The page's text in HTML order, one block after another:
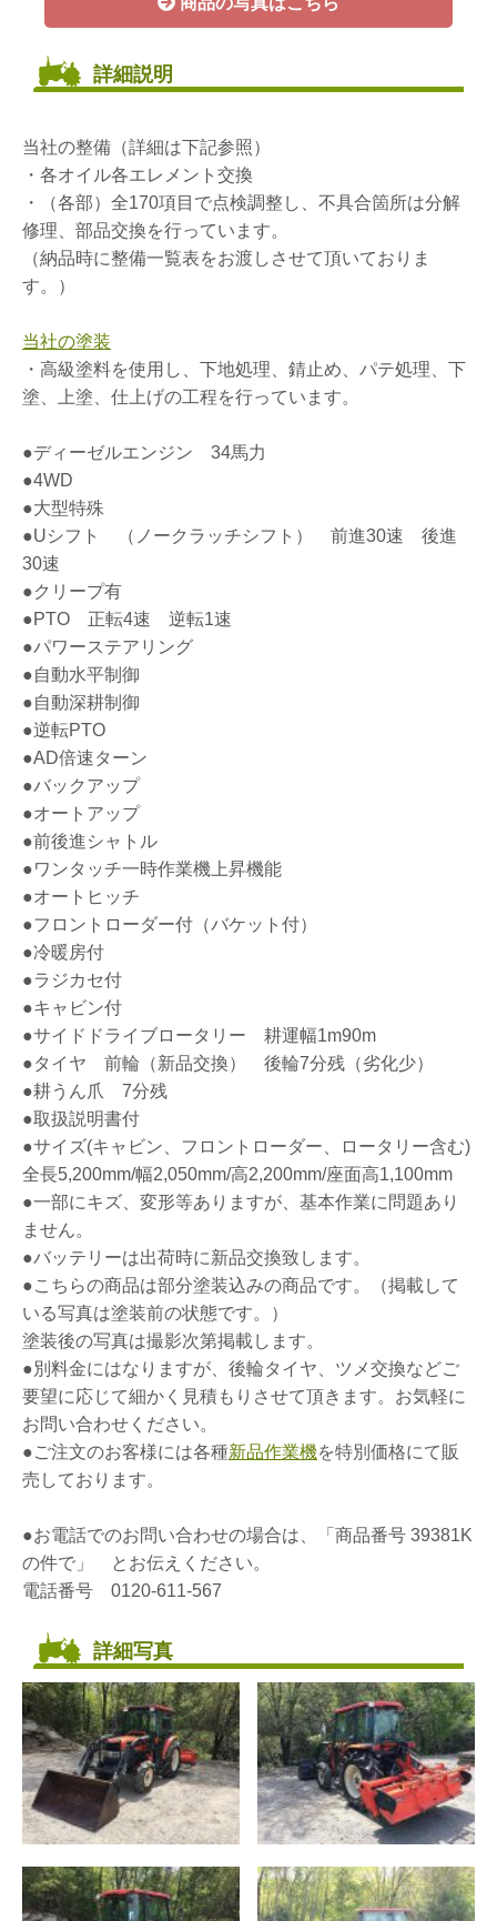
詳細説明
当社の整備（詳細は下記参照）
・各オイル各エレメント交換
・（各部）全170項目で点検調整し、不具合箇所は分解
修理、部品交換を行っています。
（納品時に整備一覧表をお渡しさせて頂いておりま
す。）
当社の塗装
・高級塗料を使用し、下地処理、錆止め、パテ処理、下
塗、上塗、仕上げの工程を行っています。
●ディーゼルエンジン 34馬力
●4WD
●大型特殊
●Uシフト （ノークラッチシフト） 前進30速 後進
30速
●クリープ有
●PTO 正転4速 逆転1速
●パワーステアリング
●自動水平制御
●自動深耕制御
●逆転PTO
●AD倍速ターン
●バックアップ
●オートアップ
●前後進シャトル
●ワンタッチ一時作業機上昇機能
●オートヒッチ
●フロントローダー付（バケット付）
●冷暖房付
●ラジカセ付
●キャビン付
●サイドドライブロータリー 耕運幅1m90m
●タイヤ 前輪（新品交換） 後輪7分残（劣化少）
●耕うん爪 7分残
●取扱説明書付
●サイズ(キャビン、フロントローダー、ロータリー含む)
全長5,200mm/幅2,050mm/高2,200mm/座面高1,100mm
●一部にキズ、変形等ありますが、基本作業に問題あり
ません。
●バッテリーは出荷時に新品交換致します。
●こちらの商品は部分塗装込みの商品です。（掲載して
いる写真は塗装前の状態です。）
塗装後の写真は撮影次第掲載します。
●別料金にはなりますが、後輪タイヤ、ツメ交換などご
要望に応じて細かく見積もりさせて頂きます。お気軽に
お問い合わせください。
●ご注文のお客様には各種新品作業機を特別価格にて販
売しております。
●お電話でのお問い合わせの場合は、「商品番号 39381K
の件で」 とお伝えください。
電話番号 0120-611-567
詳細写真